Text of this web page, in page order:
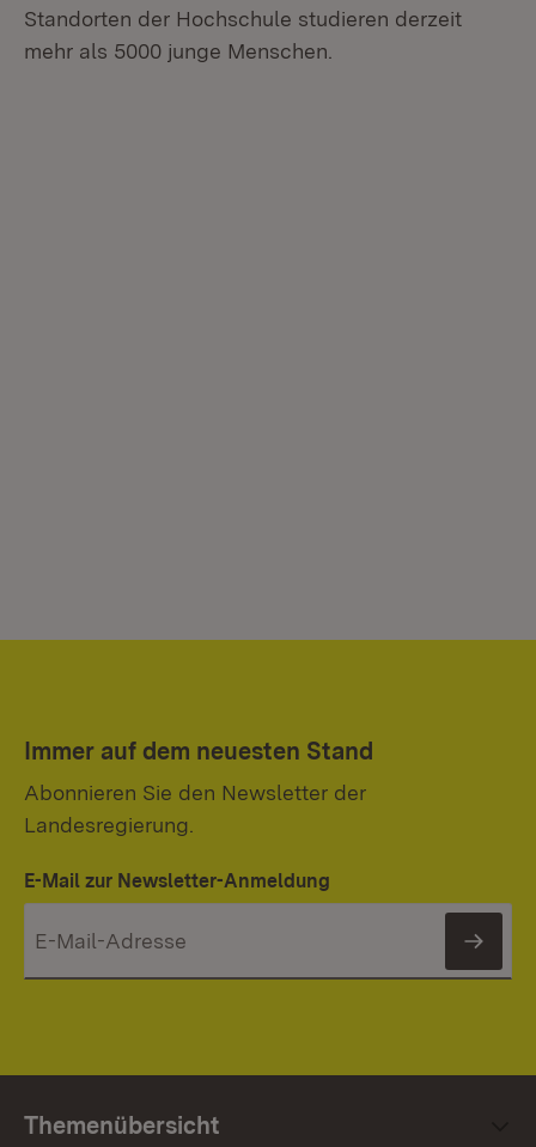
Standorten der Hochschule studieren derzeit
mehr als 5000 junge Menschen.
Immer auf dem neuesten Stand
Abonnieren Sie den Newsletter der
Landesregierung.
E-Mail zur Newsletter-Anmeldung
Themenübersicht